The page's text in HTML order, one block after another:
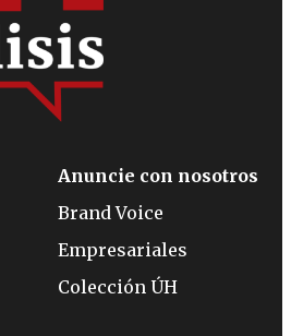
Anuncie con nosotros
Brand Voice
Empresariales
Colección ÚH